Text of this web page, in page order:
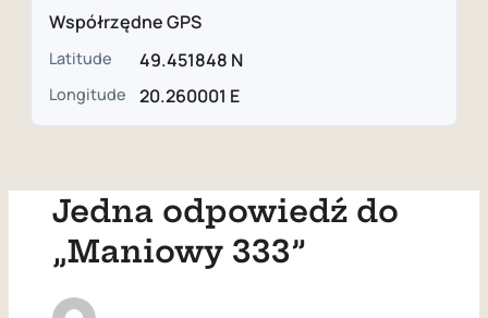
Współrzędne GPS
Latitude 49.451848 N
Longitude 20.260001 E
Jedna odpowiedź do
„Maniowy 333”